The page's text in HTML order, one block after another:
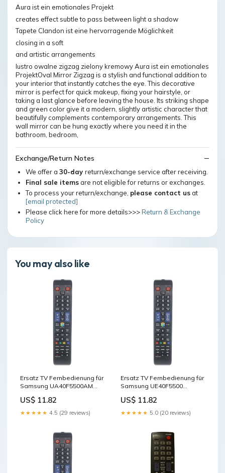
Aura ist ein emotionales Projekt
creates effect subtle to pass between light a shadow
Tapete Clandon ist eine hervorragende Möglichkeit
closing in a soft
and artistic arrangements
lustro owalne zigzag zielony kremowy Aura ist ein emotionales
ProjektOval Mirror Zigzag is a stylish and functional addition to
your interior that instantly catches the eye. This decorative
mirror is perfect for quick makeup, fixing your hairstyle, or
taking a last glance before leaving the house. Its striking shape
and green color give it a modern, slightly artistic character that
beautifully complements contemporary arrangements. This
wall mirror can be hung exactly where you need it in the
bathroom, bedroom,
Exchange/Return Notes
We offer a 30-day return/exchange service after receiving.
Final sale itemsare not eligible for returns or exchanges.
To process your return/exchange, please contact usat
[email protected]
Please click here for more details>>>Return & Exchange
Policy
You may also like
Ersatz TV Fernbedienung für
Samsung UA40F5500AM
US$ 11.82
★★★★★ 4.5 (29 reviews)
Ersatz TV Fernbedienung für
Samsung UE40F5500
US$ 11.82
★★★★★ 5.0 (20 reviews)